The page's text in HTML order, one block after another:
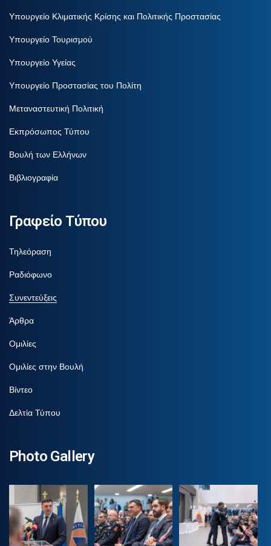
Υπουργείο Κλιματικής Κρίσης και Πολιτικής Προστασίας
Υπουργείο Τουρισμού
Υπουργείο Υγείας
Υπουργείο Προστασίας του Πολίτη
Μεταναστευτική Πολιτική
Εκπρόσωπος Τύπου
Βουλή των Ελλήνων
Βιβλιογραφία
Γραφείο Τύπου
Τηλεόραση
Ραδιόφωνο
Συνεντεύξεις
Άρθρα
Ομιλίες
Ομιλίες στην Βουλή
Βίντεο
Δελτία Τύπου
Photo Gallery